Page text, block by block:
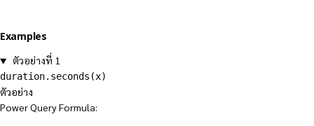
Examples
ตัวอย่างที่ 1
duration.seconds(x)
ตัวอย่าง
Power Query Formula: